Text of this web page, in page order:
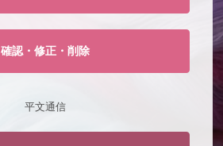
確認・修正・削除
平文通信